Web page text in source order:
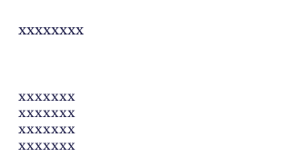
xxxxxxxx
xxxxxxx
xxxxxxx
xxxxxxx
xxxxxxx